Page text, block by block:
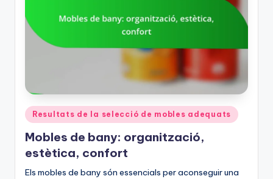
Posted
in
Resultats de la selecció de mobles adequats
Mobles de bany: organització,
estètica, confort
Els mobles de bany són essencials per aconseguir una